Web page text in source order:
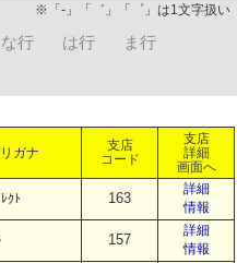
※「-」「゛」「゜」は1文字扱い
な行 は行
ま行
ガナ
支店
コード
支店
詳細
画面へ
ｸﾄ 163
詳細
情報
157
詳細
情報